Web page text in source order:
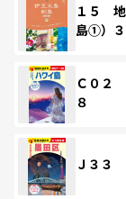
１５
島①）
Ｃ０２
８
Ｊ３３